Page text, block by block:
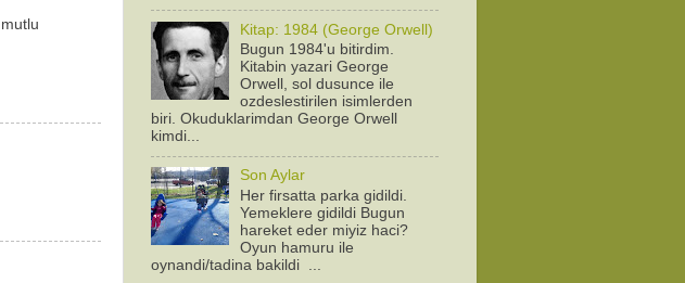
Kitap: 1984 (George Orwell)
Bugun 1984'u bitirdim.
Kitabin yazari George
Orwell, sol dusunce ile
ozdeslestirilen isimlerden
biri. Okuduklarimdan George Orwell
kimdi...
Son Aylar
Her firsatta parka gidildi.
Yemeklere gidildi Bugun
hareket eder miyiz haci?
Oyun hamuru ile
oynandi/tadina bakildi ...